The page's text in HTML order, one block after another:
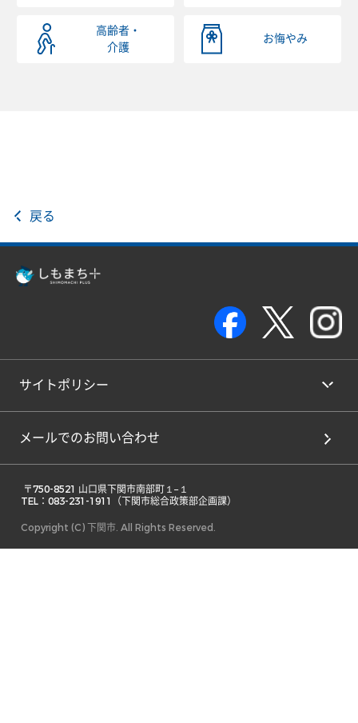
高齢者・
介護
お悔やみ
戻る
サイトポリシー
メールでのお問い合わせ
TEL：083-231-1911（下関市総合政策部企画課）
Copyright (C) 下関市. All Rights Reserved.